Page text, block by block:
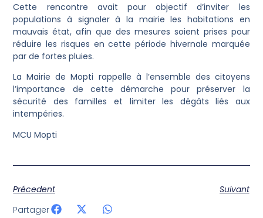
Cette rencontre avait pour objectif d’inviter les
populations à signaler à la mairie les habitations en
mauvais état, afin que des mesures soient prises pour
réduire les risques en cette période hivernale marquée
par de fortes pluies.
La Mairie de Mopti rappelle à l’ensemble des citoyens
l’importance de cette démarche pour préserver la
sécurité des familles et limiter les dégâts liés aux
intempéries.
MCU Mopti
Précedent
Suivant
Partager